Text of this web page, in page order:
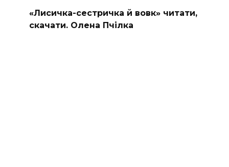
«Лисичка-сестричка й вовк» читати,
скачати. Олена Пчілка